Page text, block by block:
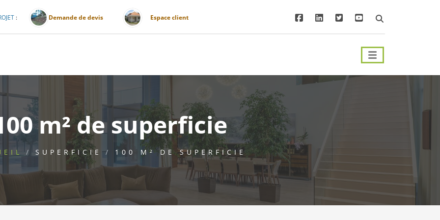
: Demande de devis Espace client
m² de superficie
SUPERFICIE 100 M² DE SUPERFICIE